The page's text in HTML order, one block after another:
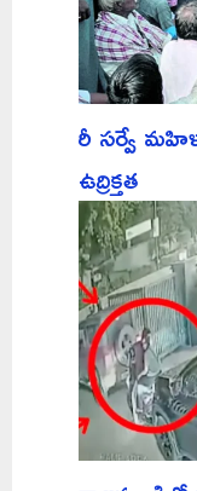
రీ సర్వే
ఉద్రిక్తత